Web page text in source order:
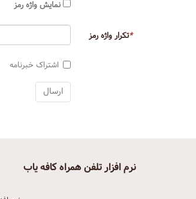
نمایش واژه رمز
*تکرار واژه رمز
اشتراک خبرنامه
نرم افزار تلفن همراه کافه یاب